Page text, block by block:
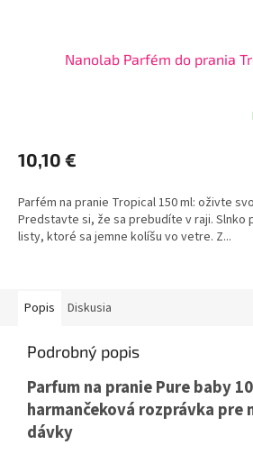
Nanolab Parfém do prania
produktu
je
z
5
hviezdičiek.
10,10 €
Parfém na pranie Tropical 150 ml: oživte
Predstavte si, že sa prebudíte v raji. Slnko
listy, ktoré sa jemne kolíšu vo vetre. Z...
Popis Diskusia
Podrobný popis
Parfum na pranie Pure baby
harmančeková rozprávka pre
dávky